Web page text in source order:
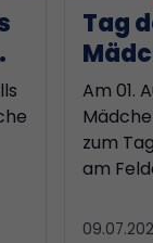
Tag
beim
Am 01.
zum
am